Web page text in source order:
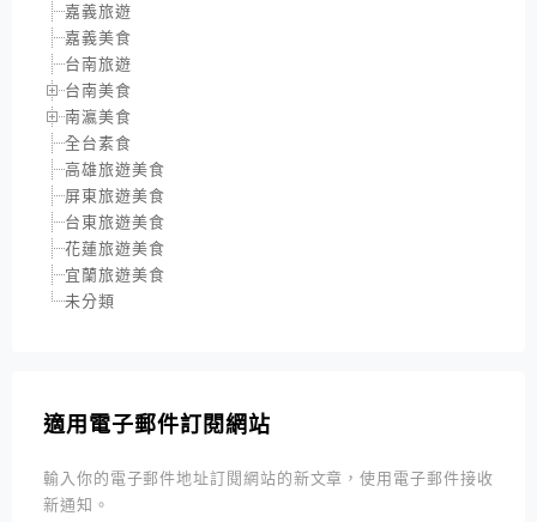
嘉義旅遊
嘉義美食
台南旅遊
台南美食
南瀛美食
全台素食
高雄旅遊美食
屏東旅遊美食
台東旅遊美食
花蓮旅遊美食
宜蘭旅遊美食
未分類
適用電子郵件訂閱網站
輸入你的電子郵件地址訂閱網站的新文章，使用電子郵件接收
新通知。